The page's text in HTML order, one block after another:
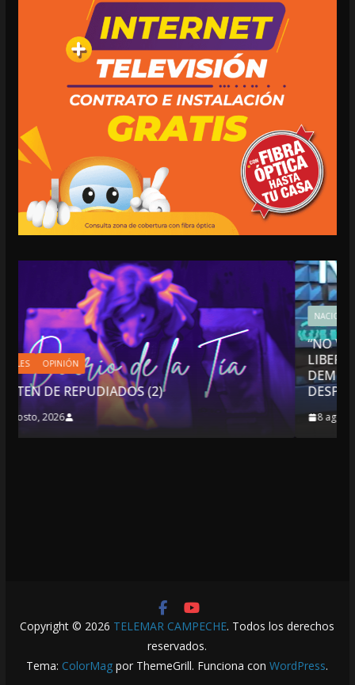
NACIONALES
“NO VIVIMOS BUENOS TIEMPOS
LIBERTAD DE EXPRESIÓN NI PARA LA
DEMOCRACIA EN MÉXICO”: LUIS
DESPIDIÓ DE MVS
8 agosto, 2026
Copyright © 2026 TELEMAR CAMPECHE. Todos los derechos
reservados.
Tema: ColorMag por ThemeGrill. Funciona conWordPress.